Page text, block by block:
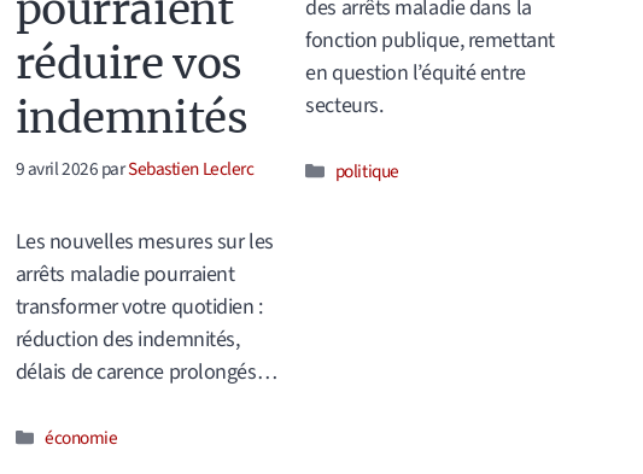
réduire vos
indemnités
9 avril 2026parSebastien Leclerc
Les nouvelles mesures sur les
arrêts maladie pourraient
transformer votre quotidien :
réduction des indemnités,
délais de carence prolongés…
Catégories
économie
des arrêts maladie dans la
fonction publique, remettant
en question l’équité entre
secteurs.
Catégories
politique